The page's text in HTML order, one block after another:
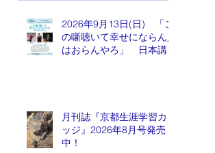
2026年9月13日(日) 「こ
の噺聴いて幸せにならん人
はおらんやろ」 日本講演
月刊誌『京都生涯学習カレ
ッジ』2026年8月号発売
中！